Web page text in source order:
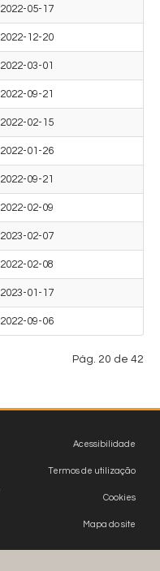
2022-05-17
2022-12-20
2022-03-01
2022-09-21
2022-02-15
2022-01-26
2022-09-21
2022-02-09
2023-02-07
2022-02-08
2023-01-17
2022-09-06
Pág. 20 de 42
Acessibilidade
Termos de utilização
Cookies
Mapa do site